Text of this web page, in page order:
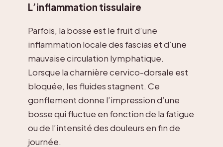
L’inflammation tissulaire
Parfois, la bosse est le fruit d’une
inflammation locale des fascias et d’une
mauvaise circulation lymphatique.
Lorsque la charnière cervico-dorsale est
bloquée, les fluides stagnent. Ce
gonflement donne l’impression d’une
bosse qui fluctue en fonction de la fatigue
ou de l’intensité des douleurs en fin de
journée.